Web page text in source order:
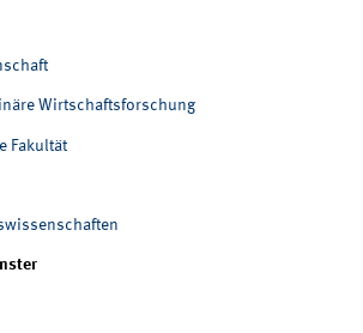
Wirtschaftsforschung
Fakultät